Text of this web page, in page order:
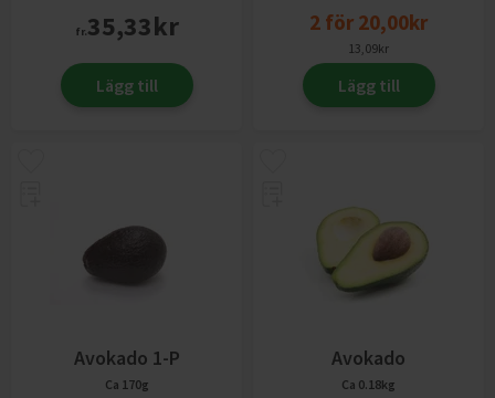
fr.35,33kr
Lägg till
2 för 20,00kr
13,09kr
Lägg till
Avokado 1-P
Ca 170g
Avokado
Ca 0.18kg